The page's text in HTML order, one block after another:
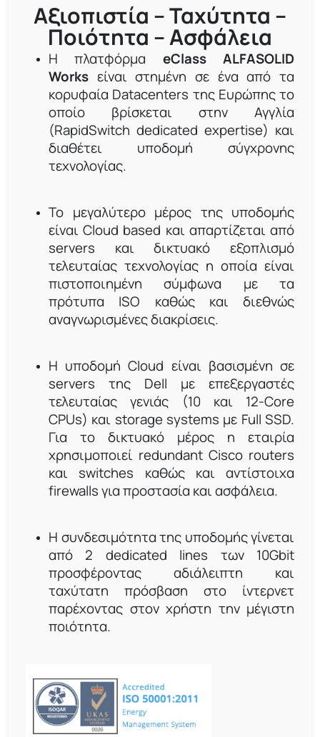
Αξιοπιστία – Ταχύτητα –
Ποιότητα – Ασφάλεια
Η πλατφόρμα eClass ALFASOLID
Works είναι στημένη σε ένα από τα
κορυφαία Datacenters της Ευρώπης το
οποίο βρίσκεται στην Αγγλία
(RapidSwitch dedicated expertise) και
διαθέτει υποδομή σύγχρονης
τεχνολογίας.
Το μεγαλύτερο μέρος της υποδομής
είναι Cloud based και απαρτίζεται από
servers και δικτυακό εξοπλισμό
τελευταίας τεχνολογίας η οποία είναι
πιστοποιημένη σύμφωνα με τα
πρότυπα ISO καθώς και διεθνώς
αναγνωρισμένες διακρίσεις.
Η υποδομή Cloud είναι βασισμένη σε
servers της Dell με επεξεργαστές
τελευταίας γενιάς (10 και 12-Core
CPUs) και storage systems με Full SSD.
Για το δικτυακό μέρος η εταιρία
χρησιμοποιεί redundant Cisco routers
και switches καθώς και αντίστοιχα
firewalls για προστασία και ασφάλεια.
Η συνδεσιμότητα της υποδομής γίνεται
από 2 dedicated lines των 10Gbit
προσφέροντας αδιάλειπτη και
ταχύτατη πρόσβαση στο ίντερνετ
παρέχοντας στον χρήστη την μέγιστη
ποιότητα.